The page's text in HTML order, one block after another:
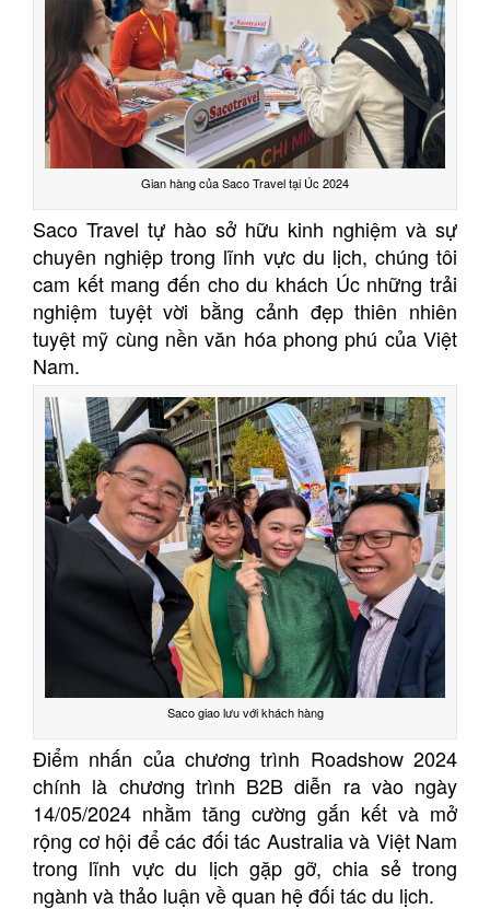
Gian hàng của Saco Travel tại Úc 2024
Saco Travel tự hào sở hữu kinh nghiệm và sự
chuyên nghiệp trong lĩnh vực du lịch, chúng tôi
cam kết mang đến cho du khách Úc những trải
nghiệm tuyệt vời bằng cảnh đẹp thiên nhiên
tuyệt mỹ cùng nền văn hóa phong phú của Việt
Nam.
Saco giao lưu với khách hàng
Điểm nhấn của chương trình Roadshow 2024
chính là chương trình B2B diễn ra vào ngày
14/05/2024 nhằm tăng cường gắn kết và mở
rộng cơ hội để các đối tác Australia và Việt Nam
trong lĩnh vực du lịch gặp gỡ, chia sẻ trong
ngành và thảo luận về quan hệ đối tác du lịch.